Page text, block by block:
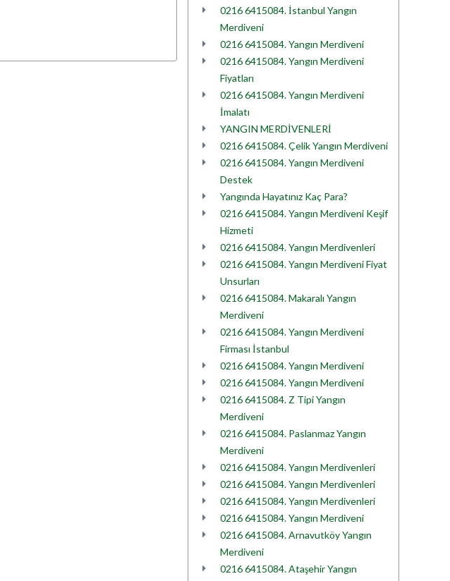
0216 6415084. İstanbul Yangın
Merdiveni
0216 6415084. Yangın Merdiveni
0216 6415084. Yangın Merdiveni
Fiyatları
0216 6415084. Yangın Merdiveni
İmalatı
YANGIN MERDİVENLERİ
0216 6415084. Çelik Yangın Merdiveni
0216 6415084. Yangın Merdiveni
Destek
Yangında Hayatınız Kaç Para?
0216 6415084. Yangın Merdiveni Keşif
Hizmeti
0216 6415084. Yangın Merdivenleri
0216 6415084. Yangın Merdiveni Fiyat
Unsurları
0216 6415084. Makaralı Yangın
Merdiveni
0216 6415084. Yangın Merdiveni
Firması İstanbul
0216 6415084. Yangın Merdiveni
0216 6415084. Yangın Merdiveni
0216 6415084. Z Tipi Yangın
Merdiveni
0216 6415084. Paslanmaz Yangın
Merdiveni
0216 6415084. Yangın Merdivenleri
0216 6415084. Yangın Merdivenleri
0216 6415084. Yangın Merdivenleri
0216 6415084. Yangın Merdiveni
0216 6415084. Arnavutköy Yangın
Merdiveni
0216 6415084. Ataşehir Yangın